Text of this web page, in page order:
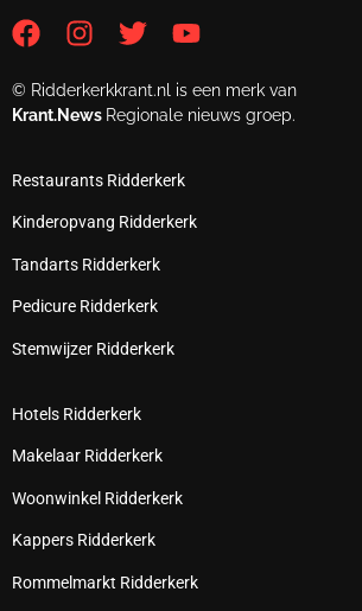
© Ridderkerkkrant.nl is een merk van
Krant.News Regionale nieuws groep.
Restaurants Ridderkerk
Kinderopvang Ridderkerk
Tandarts Ridderkerk
Pedicure Ridderkerk
Stemwijzer Ridderkerk
Hotels Ridderkerk
Makelaar Ridderkerk
Woonwinkel Ridderkerk
Kappers Ridderkerk
Rommelmarkt Ridderkerk